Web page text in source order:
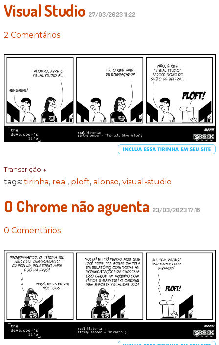
Visual Studio 27/03/2023 11:22
2 Comentários
Transcrição ↓
tags: tirinha, real , ploft, alonso, visual-studio
O Chrome não aguenta 23/03/2023 17:16
0 Comentários